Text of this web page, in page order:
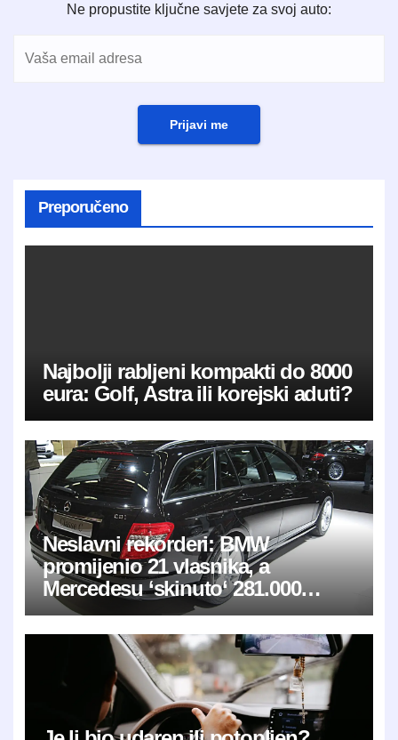
Ne propustite ključne savjete za svoj auto:
Prijavi me
Preporučeno
Najbolji rabljeni kompakti do 8000
eura: Golf, Astra ili korejski aduti?
Neslavni rekorderi: BMW
promijenio 21 vlasnika, a
Mercedesu ‘skinuto‘ 281.000
kilometara